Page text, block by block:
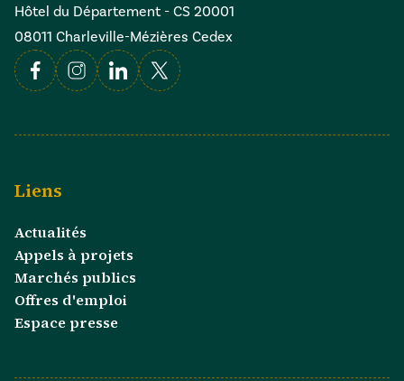
Hôtel du Département - CS 20001
08011 Charleville-Mézières Cedex
FacebookInstagramLinkedin
X
Liens
Actualités
Appels à projets
Marchés publics
Offres d'emploi
Espace presse